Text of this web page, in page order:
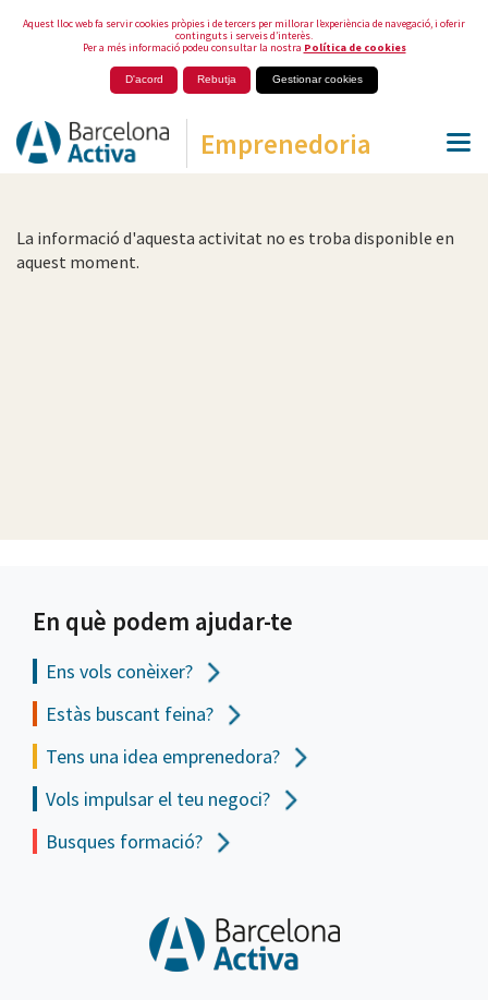
Aquest lloc web fa servir cookies pròpies i de tercers per millorar l’experiència de navegació, i oferir
continguts i serveis d’interès.
Per a més informació podeu consultar la nostra Política de cookies
D'acord Rebutja Gestionar cookies
Emprenedoria
La informació d'aquesta activitat no es troba disponible en
aquest moment.
En què podem ajudar-te
Ens vols conèixer?
Estàs buscant feina?
Tens una idea emprenedora?
Vols impulsar el teu negoci?
Busques formació?